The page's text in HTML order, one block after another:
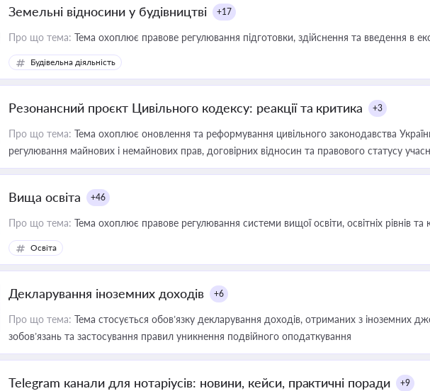
Земельні відносини у будівництві +17
Про що тема: Тема охоплює правове регулювання підготовки, здійснення та введення в
Будівельна діяльність
Резонансний проєкт Цивільного кодексу: реакції та критика +3
Про що тема: Тема охоплює оновлення та реформування цивільного законодавства
регулювання майнових і немайнових прав, договірних відносин та правового статусу
Вища освіта +46
Про що тема: Тема охоплює правове регулювання системи вищої освіти, освітніх рівнів та
Освіта
Декларування іноземних доходів +6
Про що тема: Тема стосується обов’язку декларування доходів, отриманих з іноземних
зобов’язань та застосування правил уникнення подвійного оподаткування
Telegram канали для нотаріусів: новини, кейси, практичні поради +9